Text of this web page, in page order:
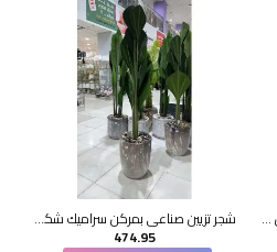
شجر تزيين صناعي بمركن ابيض شكل حديث 150سم شجر تزيين صناعي بمركن سراميك شكل حديث 200سم
474.95